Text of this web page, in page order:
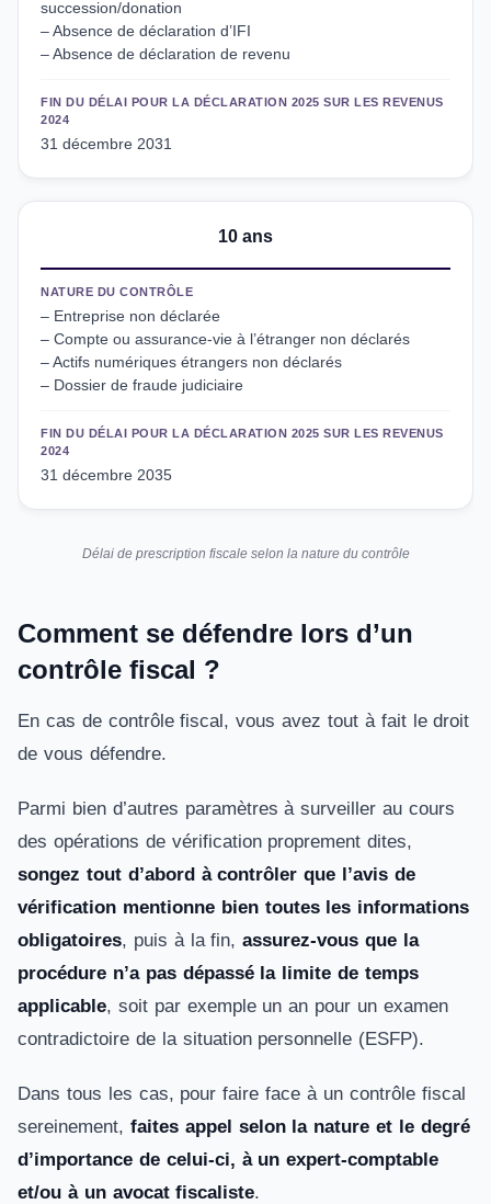
succession/donation
– Absence de déclaration d’IFI
– Absence de déclaration de revenu
FIN DU DÉLAI POUR LA DÉCLARATION 2025 SUR LES REVENUS
2024
31 décembre 2031
10 ans
NATURE DU CONTRÔLE
– Entreprise non déclarée
– Compte ou assurance-vie à l’étranger non déclarés
– Actifs numériques étrangers non déclarés
– Dossier de fraude judiciaire
FIN DU DÉLAI POUR LA DÉCLARATION 2025 SUR LES REVENUS
2024
31 décembre 2035
Délai de prescription fiscale selon la nature du contrôle
Comment se défendre lors d’un
contrôle fiscal ?
En cas de contrôle fiscal, vous avez tout à fait le droit
de vous défendre.
Parmi bien d’autres paramètres à surveiller au cours
des opérations de vérification proprement dites,
songez tout d’abord à contrôler que l’avis de
vérification mentionne bien toutes les informations
obligatoires, puis à la fin,assurez-vous que la
procédure n’a pas dépassé la limite de temps
applicable, soit par exemple un an pour un examen
contradictoire de la situation personnelle (ESFP).
Dans tous les cas, pour faire face à un contrôle fiscal
sereinement, faites appel selon la nature et le degré
d’importance de celui-ci, à un expert-comptable
et/ou à un avocat fiscaliste.